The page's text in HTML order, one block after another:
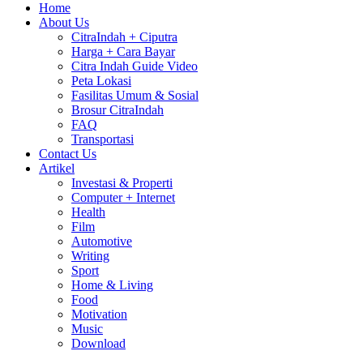
Home
About Us
CitraIndah + Ciputra
Harga + Cara Bayar
Citra Indah Guide Video
Peta Lokasi
Fasilitas Umum & Sosial
Brosur CitraIndah
FAQ
Transportasi
Contact Us
Artikel
Investasi & Properti
Computer + Internet
Health
Film
Automotive
Writing
Sport
Home & Living
Food
Motivation
Music
Download